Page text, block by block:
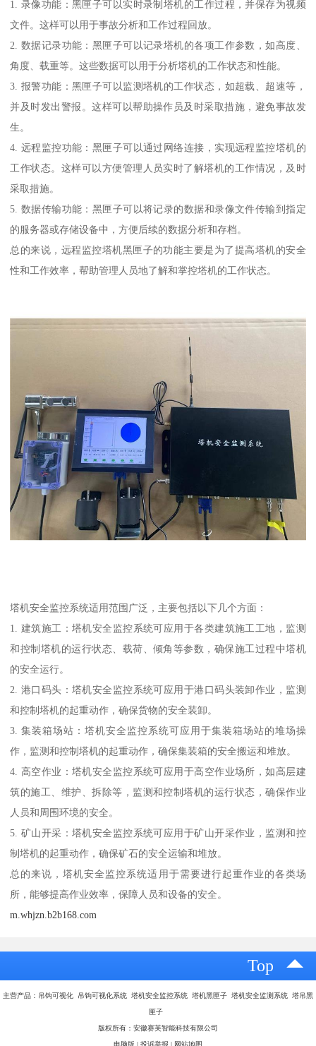
1. 录像功能：黑匣子可以实时录制塔机的工作过程，并保存为视频
文件。这样可以用于事故分析和工作过程回放。
2. 数据记录功能：黑匣子可以记录塔机的各项工作参数，如高度、
角度、载重等。这些数据可以用于分析塔机的工作状态和性能。
3. 报警功能：黑匣子可以监测塔机的工作状态，如超载、超速等，
并及时发出警报。这样可以帮助操作员及时采取措施，避免事故发
生。
4. 远程监控功能：黑匣子可以通过网络连接，实现远程监控塔机的
工作状态。这样可以方便管理人员实时了解塔机的工作情况，及时
采取措施。
5. 数据传输功能：黑匣子可以将记录的数据和录像文件传输到指定
的服务器或存储设备中，方便后续的数据分析和存档。
总的来说，远程监控塔机黑匣子的功能主要是为了提高塔机的安全
性和工作效率，帮助管理人员地了解和掌控塔机的工作状态。
塔机安全监控系统适用范围广泛，主要包括以下几个方面：
1. 建筑施工：塔机安全监控系统可应用于各类建筑施工工地，监测
和控制塔机的运行状态、载荷、倾角等参数，确保施工过程中塔机
的安全运行。
2. 港口码头：塔机安全监控系统可应用于港口码头装卸作业，监测
和控制塔机的起重动作，确保货物的安全装卸。
3. 集装箱场站：塔机安全监控系统可应用于集装箱场站的堆场操
作，监测和控制塔机的起重动作，确保集装箱的安全搬运和堆放。
4. 高空作业：塔机安全监控系统可应用于高空作业场所，如高层建
筑的施工、维护、拆除等，监测和控制塔机的运行状态，确保作业
人员和周围环境的安全。
5. 矿山开采：塔机安全监控系统可应用于矿山开采作业，监测和控
制塔机的起重动作，确保矿石的安全运输和堆放。
总的来说，塔机安全监控系统适用于需要进行起重作业的各类场
所，能够提高作业效率，保障人员和设备的安全。
m.whjzn.b2b168.com
Top
主营产品：吊钩可视化 吊钩可视化系统 塔机安全监控系统 塔机黑匣子 塔机安全监测系统 塔吊黑
匣子
版权所有：安徽赛芙智能科技有限公司